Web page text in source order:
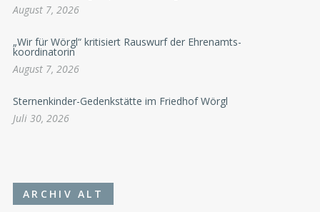
August 7, 2026
„Wir für Wörgl“ kritisiert Rauswurf der Ehrenamts-
koordinatorin
August 7, 2026
Sternenkinder-Gedenkstätte im Friedhof Wörgl
Juli 30, 2026
ARCHIV ALT